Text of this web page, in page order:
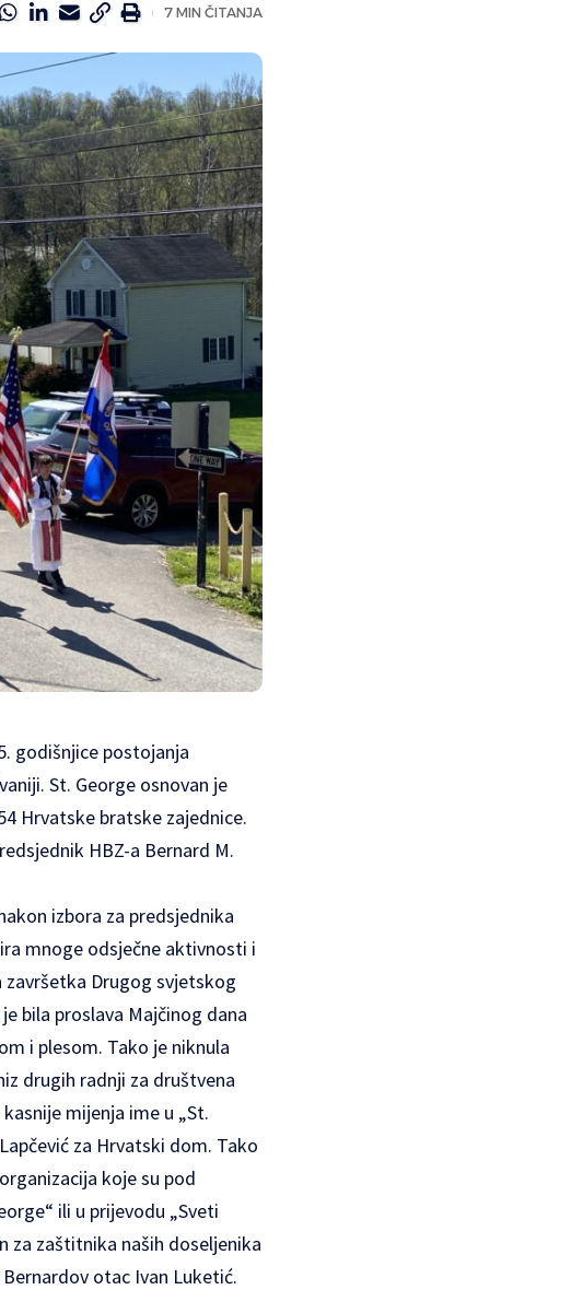
7 MIN ČITANJA
godišnjice postojanja
St. George osnovan je
Hrvatske bratske zajednice.
HBZ-a Bernard M.
izbora za predsjednika
mnoge odsječne aktivnosti i
završetka Drugog svjetskog
bila proslava Majčinog dana
i plesom. Tako je niknula
drugih radnji za društvena
mijenja ime u „St.
za Hrvatski dom. Tako
koje su pod
ili u prijevodu „Sveti
za zaštitnika naših doseljenika
otac Ivan Luketić.